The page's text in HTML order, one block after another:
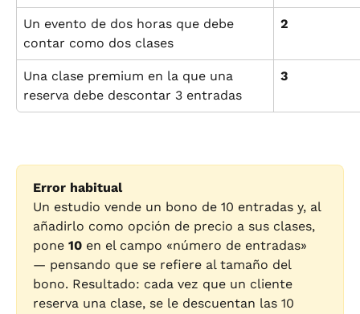
Un evento de dos horas que debe
contar como dos clases
2
Una clase premium en la que una
reserva debe descontar 3 entradas
3
Error habitual
Un estudio vende un bono de 10 entradas y, al
añadirlo como opción de precio a sus clases,
pone 10 en el campo «número de entradas»
— pensando que se refiere al tamaño del
bono. Resultado: cada vez que un cliente
reserva una clase, se le descuentan las 10